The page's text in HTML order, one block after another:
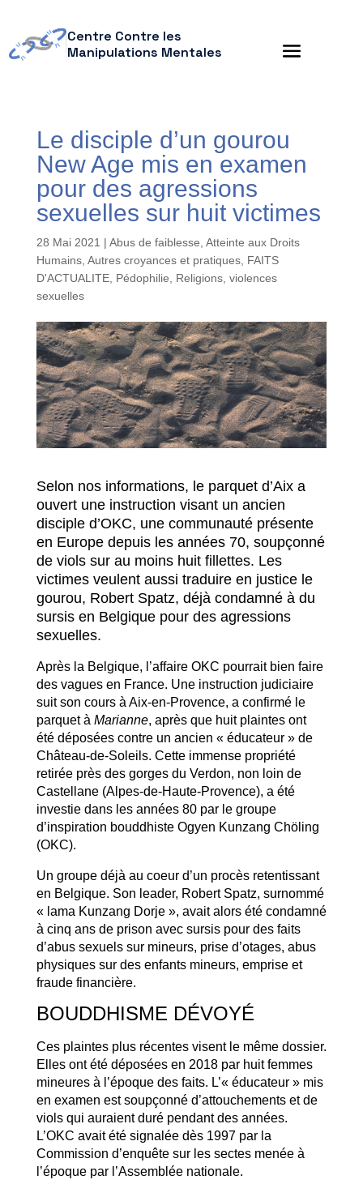
Centre Contre les
Manipulations Mentales
Le disciple d’un gourou
New Age mis en examen
pour des agressions
sexuelles sur huit victimes
28 Mai 2021 | Abus de faiblesse Atteinte aux Droits
Humains, Autres croyances et pratiques, FAITS
D'ACTUALITE, Pédophilie Religions, violences
sexuelles
Selon nos informations, le parquet d’Aix a
ouvert une instruction visant un ancien
disciple d’OKC, une communauté présente
en Europe depuis les années 70, soupçonné
de viols sur au moins huit fillettes. Les
victimes veulent aussi traduire en justice le
gourou, Robert Spatz, déjà condamné à du
sursis en Belgique pour des agressions
sexuelles.
Après la Belgique, l’affaire OKC pourrait bien faire
des vagues en France. Une instruction judiciaire
suit son cours à Aix-en-Provence, a confirmé le
parquet à Marianne, après que huit plaintes ont
été déposées contre un ancien « éducateur » de
Château-de-Soleils. Cette immense propriété
retirée près des gorges du Verdon, non loin de
Castellane (Alpes-de-Haute-Provence), a été
investie dans les années 80 par le groupe
d’inspiration bouddhiste Ogyen Kunzang Chöling
(OKC).
Un groupe déjà au coeur d’un procès retentissant
en Belgique. Son leader, Robert Spatz, surnommé
« lama Kunzang Dorje », avait alors été condamné
à cinq ans de prison avec sursis pour des faits
d’abus sexuels sur mineurs, prise d’otages, abus
physiques sur des enfants mineurs, emprise et
fraude financière.
BOUDDHISME DÉVOYÉ
Ces plaintes plus récentes visent le même dossier.
Elles ont été déposées en 2018 par huit femmes
mineures à l’époque des faits. L’« éducateur » mis
en examen est soupçonné d’attouchements et de
viols qui auraient duré pendant des années.
L’OKC avait été signalée dès 1997 par la
Commission d’enquête sur les sectes menée à
l’époque par l’Assemblée nationale.